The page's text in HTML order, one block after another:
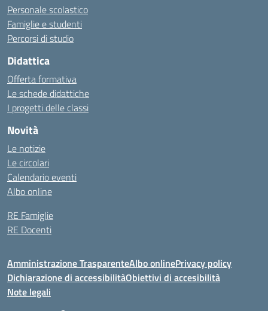
Personale scolastico
Famiglie e studenti
Percorsi di studio
Didattica
Offerta formativa
Le schede didattiche
I progetti delle classi
Novità
Le notizie
Le circolari
Calendario eventi
Albo online
RE Famiglie
RE Docenti
Amministrazione TrasparenteAlbo onlinePrivacy policy
Dichiarazione di accessibilitàObiettivi di accesibilità
Note legali